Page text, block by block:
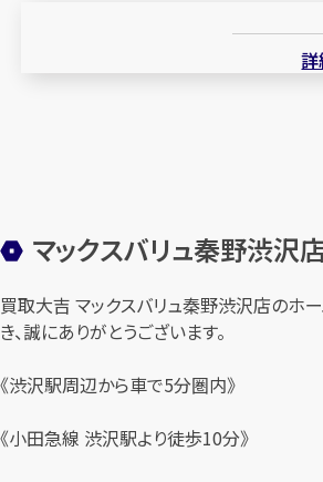
詳
マックスバリュ秦野渋沢
買取大吉 マックスバリュ秦野渋沢店のホ
き、誠にありがとうございます。
《渋沢駅周辺から車で5分圏内》
《小田急線 渋沢駅より徒歩10分》